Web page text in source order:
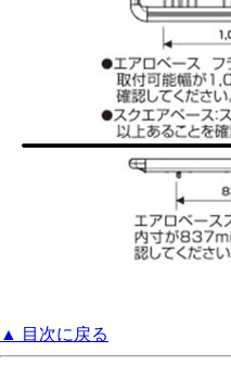
▲ 目次に戻る